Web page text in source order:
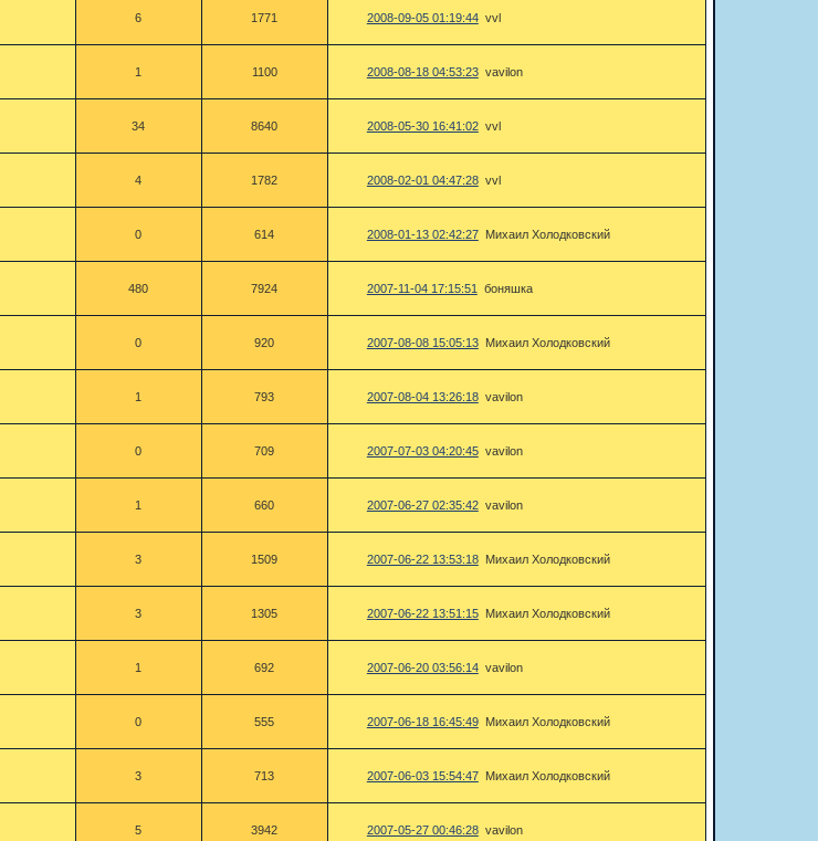
6
1771 2008-09-05 01:19:44 vvl
1
1100 2008-08-18 04:53:23 vavilon
34
8640 2008-05-30 16:41:02 vvl
4
1782 2008-02-01 04:47:28 vvl
0
614 2008-01-13 02:42:27 Михаил Холодковский
480
7924 2007-11-04 17:15:51 боняшка
0
920 2007-08-08 15:05:13 Михаил Холодковский
1
793 2007-08-04 13:26:18 vavilon
0
709 2007-07-03 04:20:45 vavilon
1
660 2007-06-27 02:35:42 vavilon
3
1509 2007-06-22 13:53:18 Михаил Холодковский
3
1305 2007-06-22 13:51:15 Михаил Холодковский
1
692 2007-06-20 03:56:14 vavilon
0
555 2007-06-18 16:45:49 Михаил Холодковский
3
713 2007-06-03 15:54:47 Михаил Холодковский
5
3942 2007-05-27 00:46:28 vavilon